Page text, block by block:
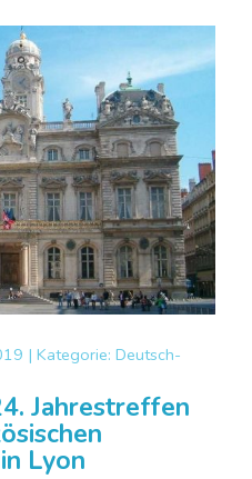
| Kategorie: Deutsch-
Jahrestreffen
Lyon